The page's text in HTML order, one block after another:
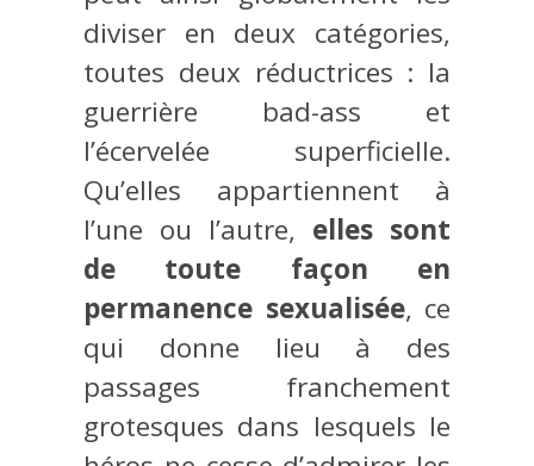
diviser en deux catégories,
toutes deux réductrices : la
guerrière bad-ass et
l’écervelée superficielle.
Qu’elles appartiennent à
l’une ou l’autre, elles sont
de toute façon en
permanence sexualisée, ce
qui donne lieu à des
passages franchement
grotesques dans lesquels le